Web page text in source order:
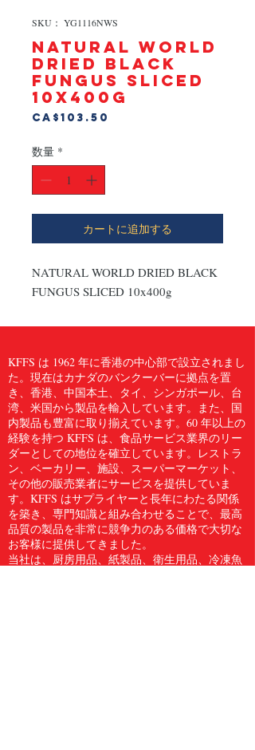
SKU： YG1116NWS
NATURAL WORLD
DRIED BLACK
FUNGUS SLICED
10x400g
CA$103.50
数量 *
カートに追加する
NATURAL WORLD DRIED BLACK
FUNGUS SLICED 10x400g
KFFS は 1962 年に香港の中心部で設立されまし
た。現在はカナダのバンクーバーに拠点を置
き、香港、中国本土、タイ、シンガポール、台
湾、米国から製品を輸入しています。また、国
内製品も豊富に取り揃えています。60 年以上の
経験を持つ KFFS は、食品サービス業界のリー
ダーとしての地位を確立しています。レストラ
ン、ベーカリー、施設、スーパーマーケット、
その他の販売業者にサービスを提供していま
す。KFFS はサプライヤーと長年にわたる関係
を築き、専門知識と組み合わせることで、最高
品質の製品を非常に競争力のある価格で大切な
お客様に提供してきました。
当社は、厨房用品、紙製品、衛生用品、冷凍魚